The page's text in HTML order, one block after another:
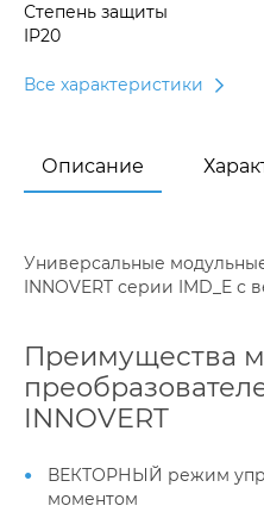
Степень защиты
IP20
Все характеристики
Описание
Универсальные
INNOVERT серии IMD_E
Преимущества
INNOVERT
ВЕКТОРНЫЙ режим
моментом